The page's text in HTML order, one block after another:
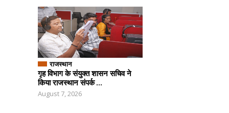
राजस्थान
गृह विभाग के संयुक्त शासन सचिव ने
किया राजस्थान संपर्क ...
August 7, 2026